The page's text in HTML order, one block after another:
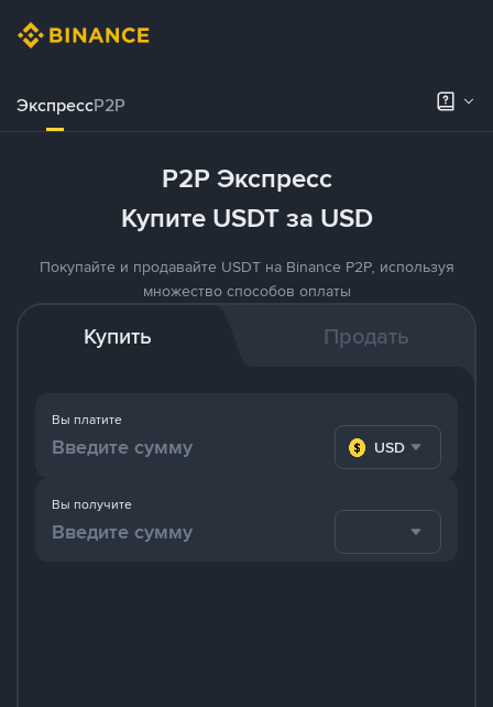
ЭкспрессP2P
P2P Экспресс
Купите USDT за USD
Покупайте и продавайте USDT на Binance P2P, используя
множество способов оплаты
Купить Продать
Вы платите
USD
Вы получите